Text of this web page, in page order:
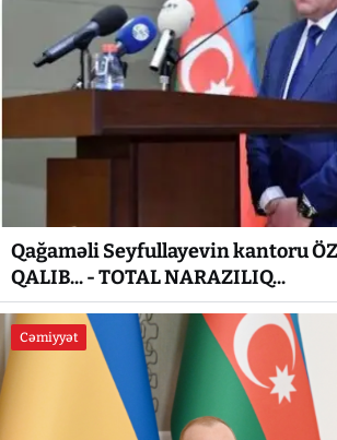
Qağaməli Seyfullayevin kantoru
QALIB... - TOTAL NARAZILIQ...
Cəmiyyət